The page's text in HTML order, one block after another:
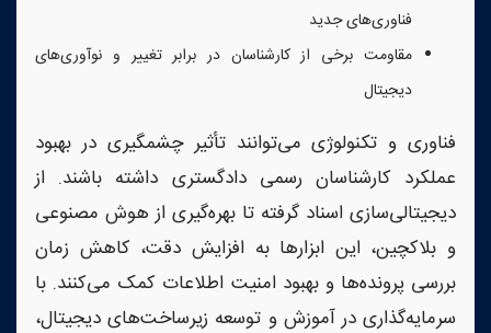
فناوری‌های جدید
مقاومت برخی از کارشناسان در برابر تغییر و نوآوری‌های
دیجیتال
فناوری و تکنولوژی می‌توانند تأثیر چشمگیری در بهبود
عملکرد کارشناسان رسمی دادگستری داشته باشند. از
دیجیتالی‌سازی اسناد گرفته تا بهره‌گیری از هوش مصنوعی
و بلاکچین، این ابزارها به افزایش دقت، کاهش زمان
بررسی پرونده‌ها و بهبود امنیت اطلاعات کمک می‌کنند. با
سرمایه‌گذاری در آموزش و توسعه زیرساخت‌های دیجیتال،